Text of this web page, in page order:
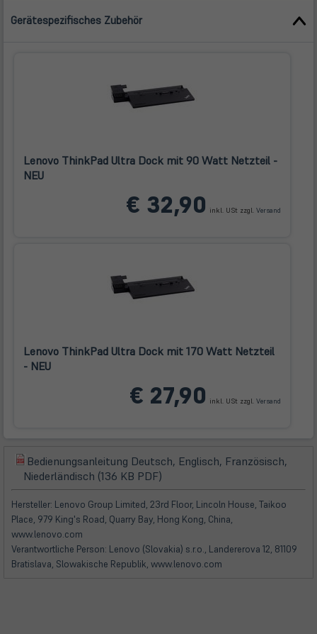
Gerätespezifisches Zubehör
Lenovo ThinkPad Ultra Dock mit 90 Watt Netzteil -
NEU
€ 32,90 inkl. USt zzgl. Versand
Lenovo ThinkPad Ultra Dock mit 170 Watt Netzteil
- NEU
€ 27,90 inkl. USt zzgl. Versand
(öffnet
in
neuem
Tab)
Bedienungsanleitung Deutsch, Englisch, Französisch,
Niederländisch (136 KB PDF)
in
neuem
Tab)
Hersteller: Lenovo Group Limited, 23rd Floor, Lincoln House, Taikoo
Place, 979 King's Road, Quarry Bay, Hong Kong, China,
www.lenovo.com
Verantwortliche Person: Lenovo (Slovakia) s.r.o., Landererova 12, 81109
Bratislava, Slowakische Republik, www.lenovo.com